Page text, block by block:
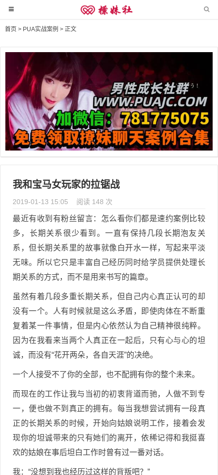
首页 > PUA实战案例 > 正文
我和宝马女玩家的拉锯战
2019-01-13 15:05 阅读 148 次
最近有收到有粉丝留言：怎么看你们都是速约案例比较
多，长期关系很少看到。一直有保持几段长期泡友关
系，但长期关系里的故事就像白开水一样，写起来平淡
无味。所以它只是丰富自己经历同时给学员提供处理长
期关系的方式，而不是用来书写的篇章。
虽然有着几段多重长期关系，但自己内心真正认可的却
没有一个。人有时候就是这么矛盾，即使肉体在不断重
复着某一件事情，但是内心依然认为自己精神很纯粹。
因为在我看来当两个人真正在一起后，只有心与心的坦
诚，而没有“花开两朵，各自天涯”的决绝。
一个人接受不了你的全部，也不配拥有你的整个未来。
而现在的工作让我与当初的初衷背道而驰，人做不到专
一，便也做不到真正的拥有。每当我想尝试拥有一段真
正的长期关系的时候，开始向姑娘说明工作，接着会发
现你的坦诚带来的只有她们的离开，依稀记得和我挺喜
欢的姑娘在事后坦白工作时曾有过一番对话。
我：“没想到我也经历过这样的背叛吧？”